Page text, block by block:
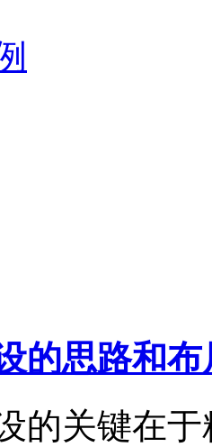
的思路和布
的关键在